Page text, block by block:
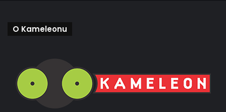
O Kameleonu